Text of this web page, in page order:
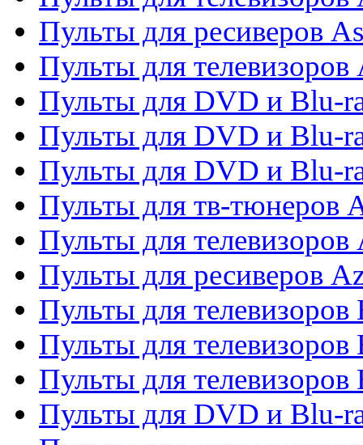
Пульты для ресиверов
Пульты для телевизоров
Пульты для DVD и Blu-
Пульты для DVD и Blu-
Пульты для DVD и Blu-
Пульты для тв-тюнеров
Пульты для телевизоров
Пульты для ресиверов
Пульты для
Пульты для
Пульты для
Пульты для DVD и Blu-